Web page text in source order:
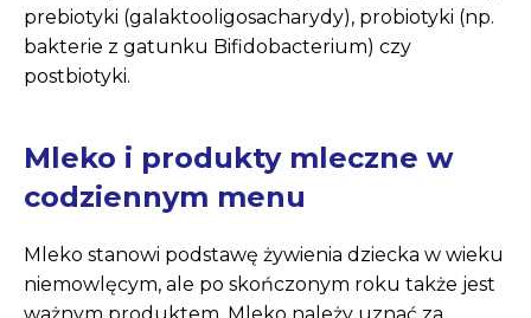
prebiotyki (galaktooligosacharydy), probiotyki (np.
bakterie z gatunku Bifidobacterium) czy
postbiotyki.
Mleko i produkty mleczne w
codziennym menu
Mleko stanowi podstawę żywienia dziecka w wieku
niemowlęcym, ale po skończonym roku także jest